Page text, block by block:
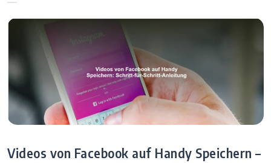
ellungen
Videos von Facebook auf Handy Speichern –